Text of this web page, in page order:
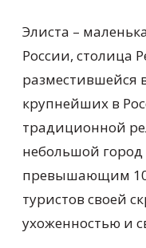
Элиста –
России, столица
разместившейся
крупнейших в
традиционной
небольшой город
превышающим
туристов своей
ухоженностью и